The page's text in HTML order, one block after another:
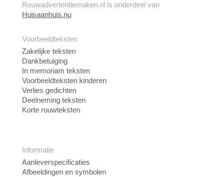
Rouwadvertentiemaken.nl is onderdeel van
Huisaanhuis.nu
Voorbeeldteksten
Zakelijke teksten
Dankbetuiging
In memoriam teksten
Voorbeeldteksten kinderen
Verlies gedichten
Deelneming teksten
Korte rouwteksten
Informatie
Aanleverspecificaties
Afbeeldingen en symbolen